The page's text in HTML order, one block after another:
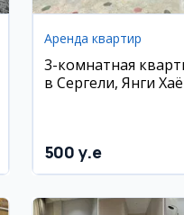
Аренда квартир
3-комнатная
в Сергели, Янги
500 y.e